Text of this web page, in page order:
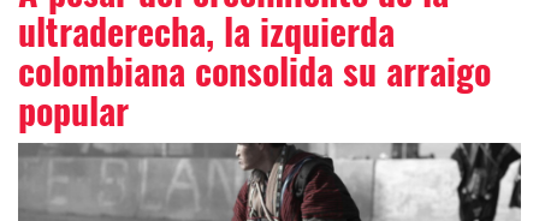
ultraderecha, la izquierda
colombiana consolida su arraigo
popular